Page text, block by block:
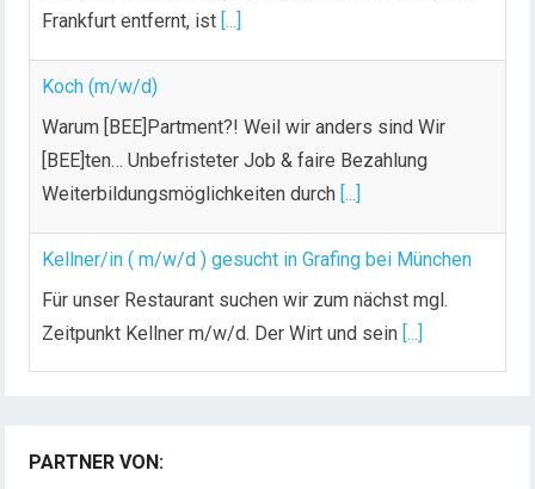
Frankfurt entfernt, ist [...]
Koch (m/w/d)
Warum [BEE]Partment?! Weil wir anders sind Wir
[BEE]ten… Unbefristeter Job & faire Bezahlung
Weiterbildungsmöglichkeiten durch [...]
Kellner/in ( m/w/d ) gesucht in Grafing bei München
Für unser Restaurant suchen wir zum nächst mgl.
Zeitpunkt Kellner m/w/d. Der Wirt und sein [...]
Dein Arbeitsplatz mit Urlaubsfeeling Chef de Rang
PARTNER VON: